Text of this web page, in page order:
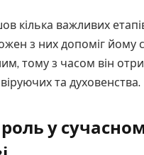
кілька важливих
з них допоміг йому
тому з часом він
та духовенства.
у